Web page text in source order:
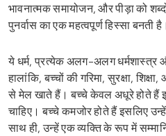
भावनात्मक समायोजन, और पीड़ा को
पुनर्वास का एक महत्वपूर्ण हिस्सा बनती है।
ये धर्म, प्रत्येक अलग-अलग धर्मशास्त्र
हालांकि, बच्चों की गरिमा, सुरक्षा,
से मेल खाते हैं। बच्चे केवल अधूरे होते हैं
चाहिए। बच्चे कमजोर होते हैं इसलिए
साथ ही, उन्हें एक व्यक्ति के रूप में